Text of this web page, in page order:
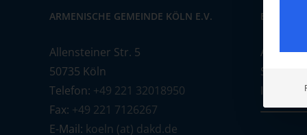
ARMENISCHE GEMEINDE KÖLN E.V.
Allensteiner Str. 5
50735 Köln
Telefon: +49 221 32018950
Fax: +49 221 7126267
E-Mail: koeln (at) dakd.de
SWIFT-
IBAN: